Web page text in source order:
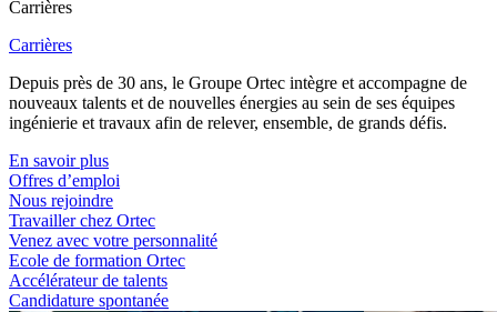
Carrières
Carrières
Depuis près de 30 ans, le Groupe Ortec intègre et accompagne de
nouveaux talents et de nouvelles énergies au sein de ses équipes
ingénierie et travaux afin de relever, ensemble, de grands défis.
En savoir plus
Offres d’emploi
Nous rejoindre
Travailler chez Ortec
Venez avec votre personnalité
Ecole de formation Ortec
Accélérateur de talents
Candidature spontanée